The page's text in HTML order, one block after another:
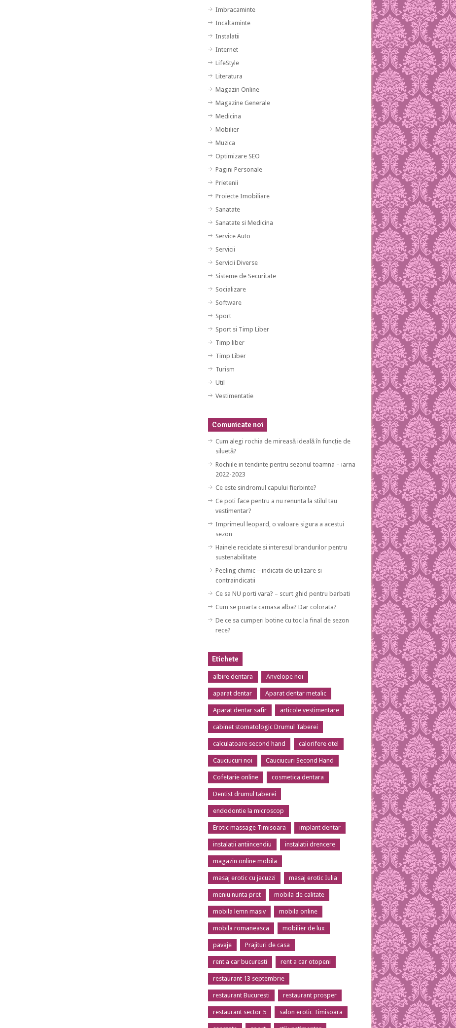
Imbracaminte
Incaltaminte
Instalatii
Internet
LifeStyle
Literatura
Magazin Online
Magazine Generale
Medicina
Mobilier
Muzica
Optimizare SEO
Pagini Personale
Prietenii
Proiecte Imobiliare
Sanatate
Sanatate si Medicina
Service Auto
Servicii
Servicii Diverse
Sisteme de Securitate
Socializare
Software
Sport
Sport si Timp Liber
Timp liber
Timp Liber
Turism
Util
Vestimentatie
Comunicate noi
Cum alegi rochia de mireasă ideală în funcție de
siluetă?
Rochiile in tendinte pentru sezonul toamna – iarna
2022-2023
Ce este sindromul capului fierbinte?
Ce poti face pentru a nu renunta la stilul tau
vestimentar?
Imprimeul leopard, o valoare sigura a acestui
sezon
Hainele reciclate si interesul brandurilor pentru
sustenabilitate
Peeling chimic – indicatii de utilizare si
contraindicatii
Ce sa NU porti vara? – scurt ghid pentru barbati
Cum se poarta camasa alba? Dar colorata?
De ce sa cumperi botine cu toc la final de sezon
rece?
Etichete
albire dentara Anvelope noi
aparat dentar Aparat dentar metalic
Aparat dentar safir articole vestimentare
cabinet stomatologic Drumul Taberei
calculatoare second hand calorifere otel
Cauciucuri noi Cauciucuri Second Hand
Cofetarie online cosmetica dentara
Dentist drumul taberei
endodontie la microscop
Erotic massage Timisoara implant dentar
instalatii antiincendiu instalatii drencere
magazin online mobila
masaj erotic cu jacuzzi masaj erotic Iulia
meniu nunta pret mobila de calitate
mobila lemn masiv mobila online
mobila romaneasca mobilier de lux
pavaje Prajituri de casa
rent a car bucuresti rent a car otopeni
restaurant 13 septembrie
restaurant Bucuresti restaurant prosper
restaurant sector 5 salon erotic Timisoara